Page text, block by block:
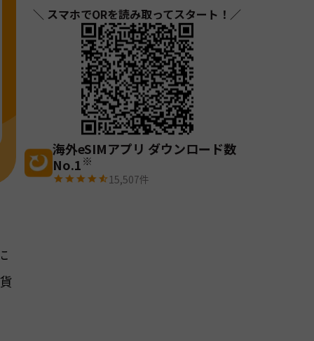
＼ スマホでQRを読み取ってスタート！／
海外eSIMアプリ ダウンロード数
No.1※
15,507件